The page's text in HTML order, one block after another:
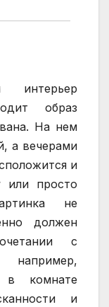
интерьер
образ
На нем
а вечерами
и
или просто
не
должен
с
например,
в комнате
и